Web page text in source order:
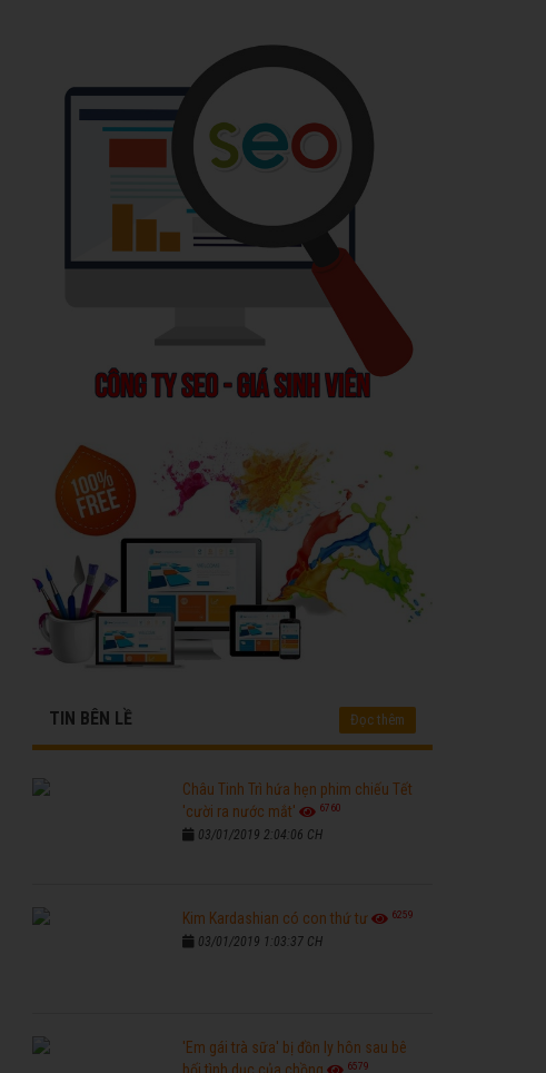
TIN BÊN LỀ Đọc thêm
Châu Tinh Trì hứa hẹn phim chiếu Tết
'cười ra nước mắt'
6760
03/01/2019 2:04:06 CH
Kim Kardashian có con thứ tư 6259
03/01/2019 1:03:37 CH
'Em gái trà sữa' bị đồn ly hôn sau bê
6579